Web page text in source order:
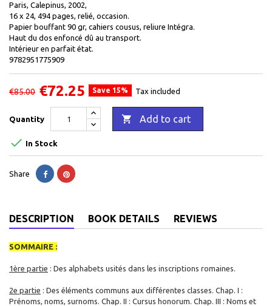
Paris, Calepinus, 2002,
16 x 24, 494 pages, relié, occasion.
Papier bouffant 90 gr, cahiers cousus, reliure Intégra.
Haut du dos enfoncé dû au transport.
Intérieur en parfait état.
9782951775909
€85.00 €72.25 Save 15% Tax included
Quantity  Add to cart
 In Stock
Share
DESCRIPTION BOOK DETAILS REVIEWS
SOMMAIRE :
1ère partie : Des alphabets usités dans les inscriptions romaines.
2e partie : Des éléments communs aux différentes classes. Chap. I :
Prénoms, noms, surnoms. Chap. II : Cursus honorum. Chap. III : Noms et